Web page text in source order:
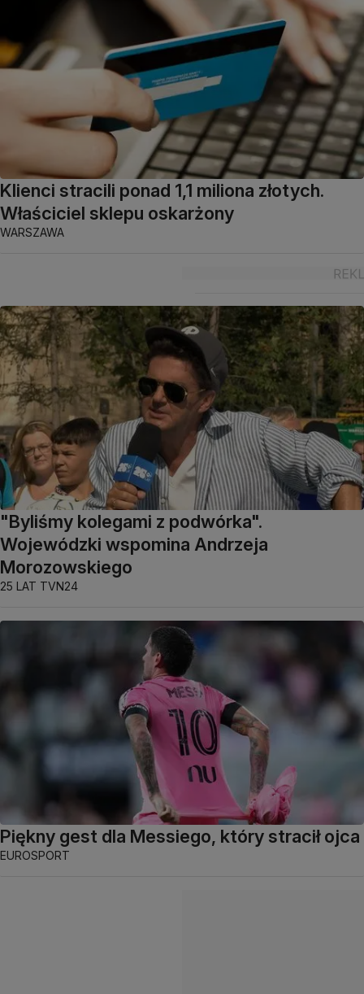
Klienci stracili ponad 1,1 miliona złotych.
Właściciel sklepu oskarżony
WARSZAWA
"Byliśmy kolegami z podwórka".
Wojewódzki wspomina Andrzeja
Morozowskiego
25 LAT TVN24
Piękny gest dla Messiego, który stracił ojca
EUROSPORT